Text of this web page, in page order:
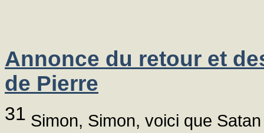
Annonce du retour et
de Pierre
31 Simon, Simon, voici que